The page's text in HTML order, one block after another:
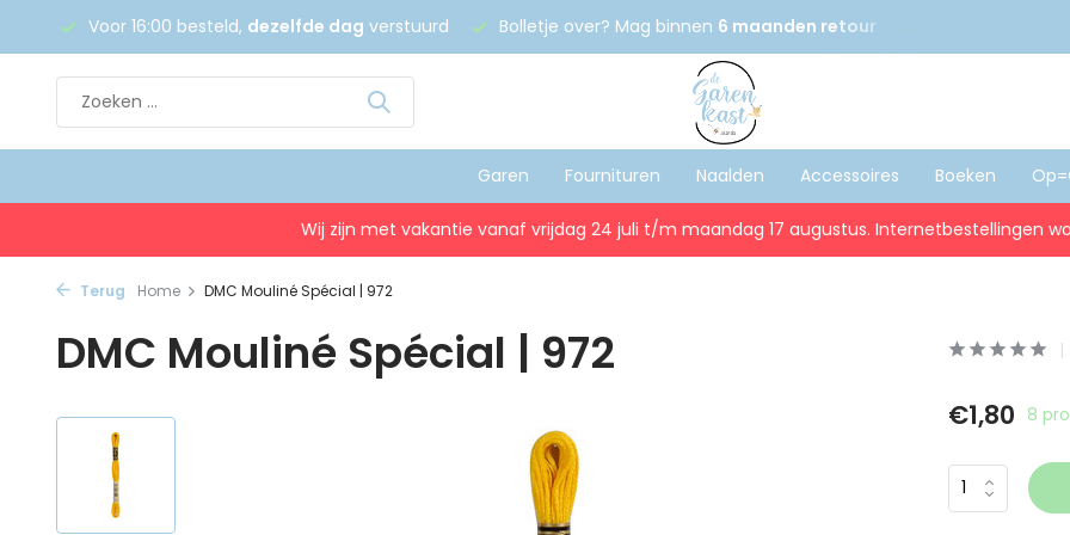
Voor 16:00 besteld, dezelfde dag verstuurd Bolletje over? Mag binnen 6 maanden retour
Garen Fournituren Naalden Accessoires Boeken
Wij zijn met vakantie vanaf vrijdag 24 juli t/m maandag 17 augustus. Internetbestellingen
Terug Home DMC Mouliné Spécial | 972
DMC Mouliné Spécial | 972
€1,80 8